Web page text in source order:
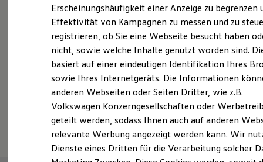
Ladezeitensimulator
Batterie
Sicherheit
Garantie und Lebensdauer
Nachhaltigkeit
Technologie
Kosten und Kauf
Verbrauchskosten
Kaufoptionen
E-Auto-Förderung
Software und Konnektivität
Die ID. Software 6
ID. Software Versionen und Updates
Digitale Extras
Schnittstellen zu Ihrem ID.
Servicetermin buchen
Serviceanfrage stellen
Erscheinungshäufigkeit einer Anzeige zu begrenzen
Effektivität von Kampagnen zu messen und zu
registrieren, ob Sie eine Webseite besucht haben
nicht, sowie welche Inhalte genutzt worden sind.
basiert auf einer eindeutigen Identifikation Ihres
sowie Ihres Internetgeräts. Die Informationen
anderen Webseiten oder Seiten Dritter, wie z.B.
Volkswagen Konzerngesellschaften oder
geteilt werden, sodass Ihnen auch auf anderen
relevante Werbung angezeigt werden kann. Wir
Dienste eines Dritten für die Verarbeitung solcher